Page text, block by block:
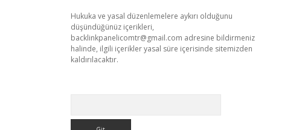
Hukuka ve yasal düzenlemelere aykırı olduğunu
düşündüğünüz içerikleri,
backlinkpanelicomtr@gmail.com adresine bildirmeniz
halinde, ilgili içerikler yasal süre içerisinde sitemizden
kaldırılacaktır.